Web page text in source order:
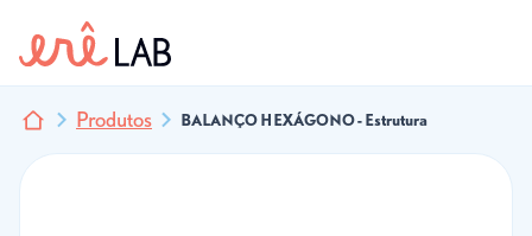
Produtos BALANÇO HEXÁGONO - Estrutura